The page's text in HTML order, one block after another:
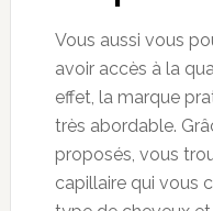
Vous aussi vous
avoir accès à la
effet, la marque
très abordable.
proposés, vous
capillaire qui vous